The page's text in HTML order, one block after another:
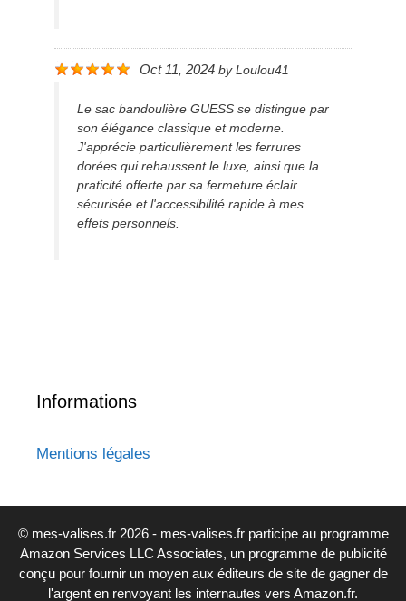
Oct 11, 2024 by Loulou41
Le sac bandoulière GUESS se distingue par
son élégance classique et moderne.
J'apprécie particulièrement les ferrures
dorées qui rehaussent le luxe, ainsi que la
praticité offerte par sa fermeture éclair
sécurisée et l'accessibilité rapide à mes
effets personnels.
Informations
Mentions légales
© mes-valises.fr 2026 - mes-valises.fr participe au programme
Amazon Services LLC Associates, un programme de publicité
conçu pour fournir un moyen aux éditeurs de site de gagner de
l'argent en renvoyant les internautes vers Amazon.fr.